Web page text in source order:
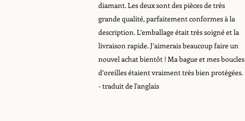
diamant. Les deux sont des pièces de très
grande qualité, parfaitement conformes à la
description. L’emballage était très soigné et la
livraison rapide. J’aimerais beaucoup faire un
nouvel achat bientôt ! Ma bague et mes boucles
d’oreilles étaient vraiment très bien protégées.
- traduit de l'anglais